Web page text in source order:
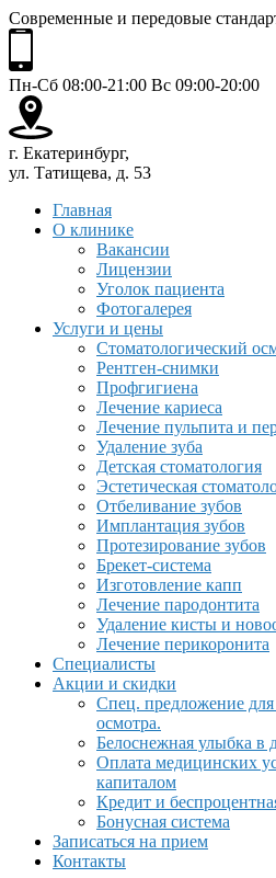
Современные и передовые
Пн-Сб 08:00-21:00 Вс 09:00-20:00
г. Екатеринбург,
ул. Татищева, д. 53
Главная
О клинике
Вакансии
Лицензии
Уголок пациента
Фотогалерея
Услуги и цены
Стоматологический
Рентген-снимки
Профгигиена
Лечение кариеса
Лечение пульпита и
Удаление зуба
Детская стоматология
Эстетическая
Отбеливание зубов
Имплантация зубов
Протезирование зубов
Брекет-система
Изготовление капп
Лечение пародонтита
Удаление кисты и
Лечение перикоронита
Специалисты
Акции и скидки
Спец. предложение
осмотра.
Белоснежная улыбка в
Оплата медицинских
капиталом
Кредит и
Бонусная система
Записаться на прием
Контакты